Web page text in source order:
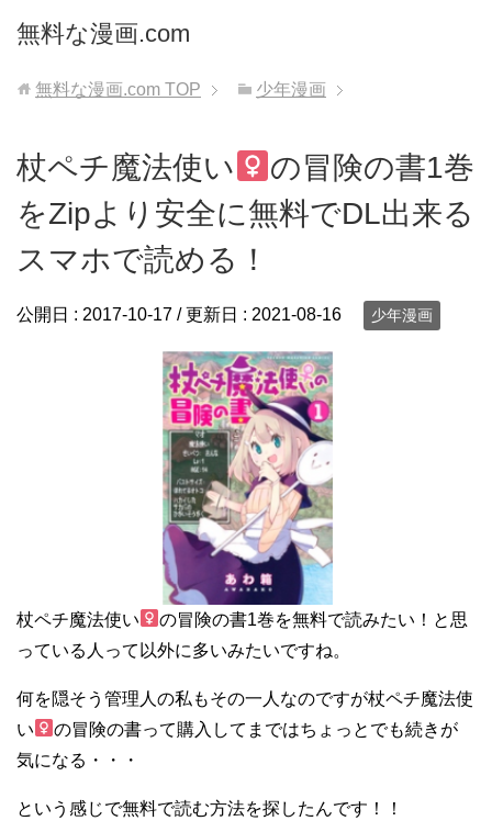
無料な漫画.com
無料な漫画.com TOP 少年漫画
杖ペチ魔法使い
の冒険の書1巻
をZipより安全に無料でDL出来る
スマホで読める！
公開日 : 2017-10-17 / 更新日 : 2021-08-16 少年漫画
杖ペチ魔法使い
の冒険の書1巻を無料で読みたい！と思
っている人って以外に多いみたいですね。
何を隠そう管理人の私もその一人なのですが杖ペチ魔法使
い
の冒険の書って購入してまではちょっとでも続きが
気になる・・・
という感じで無料で読む方法を探したんです！！